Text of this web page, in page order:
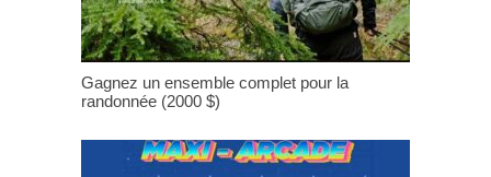
Gagnez un ensemble complet pour la
randonnée (2000 $)